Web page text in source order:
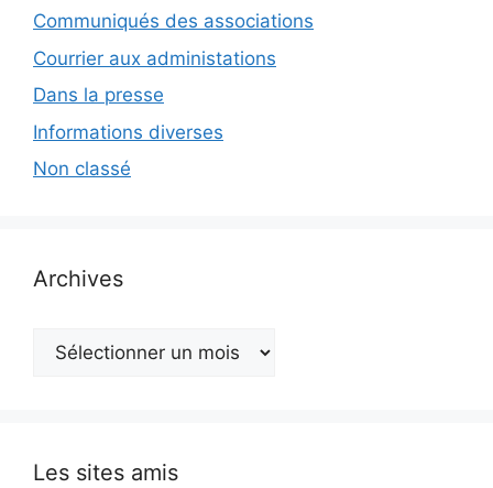
Communiqués des associations
Courrier aux administations
Dans la presse
Informations diverses
Non classé
Archives
Archives
Les sites amis